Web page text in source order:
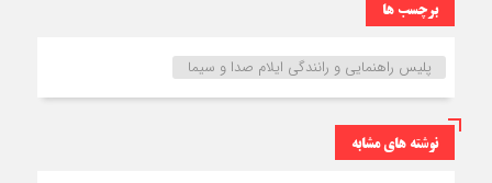
برچسب ها
پلیس راهنمایی و رانندگی ایلام صدا و سیما
نوشته های مشابه